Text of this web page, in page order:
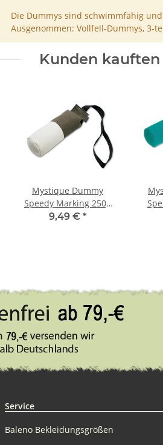
Die Dummys sind schwimmfähig
Ausgenommen: Vollfell-Dummys, 3-
Kunden
Mystique Dummy
Speedy Marking 250g
weiß / khaki
9,49 € *
Service
Baleno Bekleidungsgrößen